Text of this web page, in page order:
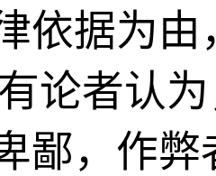
依据为
论者认
鄙，作